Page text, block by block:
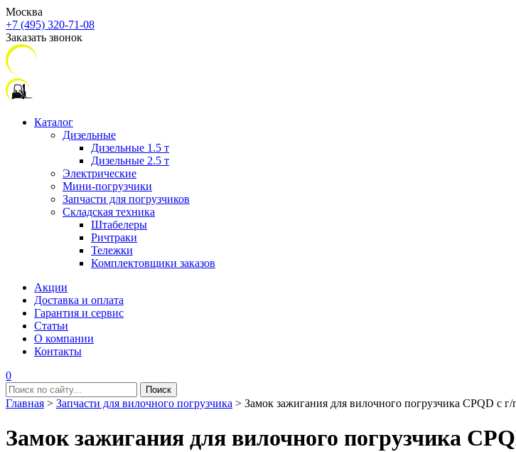
Москва
+7 (495) 320-71-08
Заказать звонок
Каталог
Дизельные
Дизельные 1.5 т
Дизельные 2.5 т
Электрические
Мини-погрузчики
Запчасти для погрузчиков
Складская техника
Штабелеры
Ричтраки
Тележки
Комплектовщики заказов
Акции
Доставка и оплата
Гарантия и сервис
Статьи
О компании
Контакты
0
Главная > Запчасти для вилочного погрузчика > Замок зажигания для вилочного погрузчика CPQD с
Замок зажигания для вилочного погрузчика